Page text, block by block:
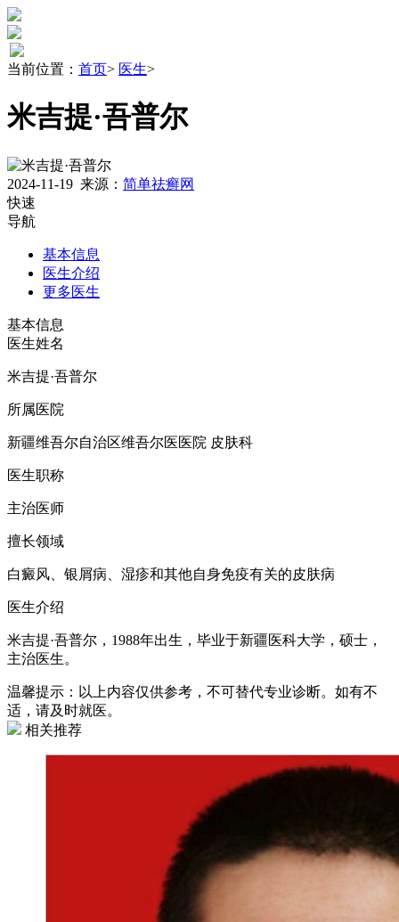
当前位置： 首页> 医生>
米吉提·吾普尔
2024-11-19 来源： 简单祛癣网
快速
导航
基本信息
医生介绍
更多医生
基本信息
医生姓名
米吉提·吾普尔
所属医院
新疆维吾尔自治区维吾尔医医院 皮肤科
医生职称
主治医师
擅长领域
白癜风、银屑病、湿疹和其他自身免疫有关的皮肤病
医生介绍
米吉提·吾普尔，1988年出生，毕业于新疆医科大学，硕士，
主治医生。
温馨提示：以上内容仅供参考，不可替代专业诊断。如有不
适，请及时就医。
相关推荐